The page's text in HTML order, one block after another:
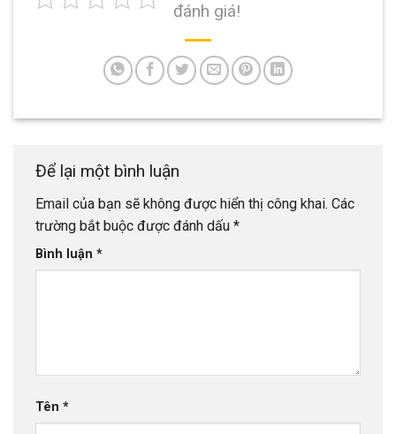
đánh giá!
Để lại một bình luận
Email của bạn sẽ không được hiển thị công khai. Các
trường bắt buộc được đánh dấu *
Bình luận *
Tên *